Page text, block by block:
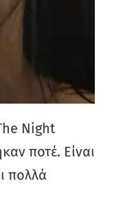
Night
ποτέ. Είναι
πολλά